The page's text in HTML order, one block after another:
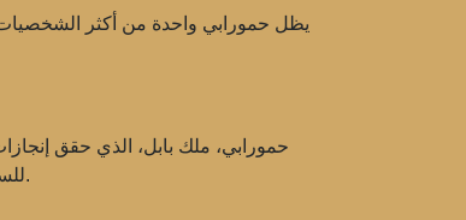
يظل حمورابي واحدة من أكثر الشخصيات
حمورابي، ملك بابل، الذي حقق
للسعي نحو العدالة والنظام. يسمح دراسة حياة وإرث حمورابي بفهم أعمق ليس فقط لتاريخ بابل، ولكن أيضًا لتطور الحضارات بشكل عام.